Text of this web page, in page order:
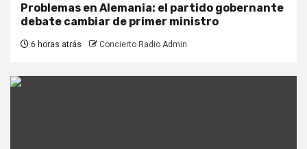
Problemas en Alemania: el partido gobernante
debate cambiar de primer ministro
6 horas atrás Concierto Radio Admin